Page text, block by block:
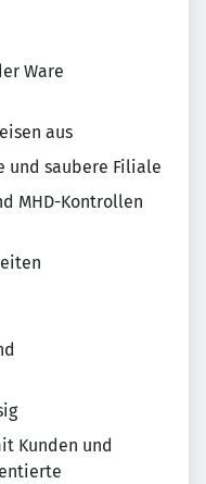
Ware
aus
und saubere Filiale
MHD-Kontrollen
Kunden und